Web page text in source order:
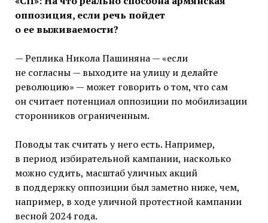
оппозиция, если речь пойдет
о ее выживаемости?
— Реплика Никола Пашиняна — «если
не согласны — выходите на улицу и делайте
революцию» — может говорить о том, что сам
он считает потенциал оппозиции по мобилизации
сторонников ограниченным.
Поводы так считать у него есть. Например,
в период избирательной кампании, насколько
можно судить, масштаб уличных акций
в поддержку оппозиции был заметно ниже, чем,
например, в ходе уличной протестной кампании
весной 2024 года.